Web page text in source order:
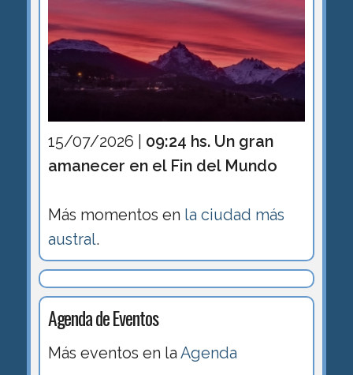
15/07/2026 | 09:24 hs. Un gran
amanecer en el Fin del Mundo
Más momentos en la ciudad más
austral.
Agenda de Eventos
Más eventos en la Agenda